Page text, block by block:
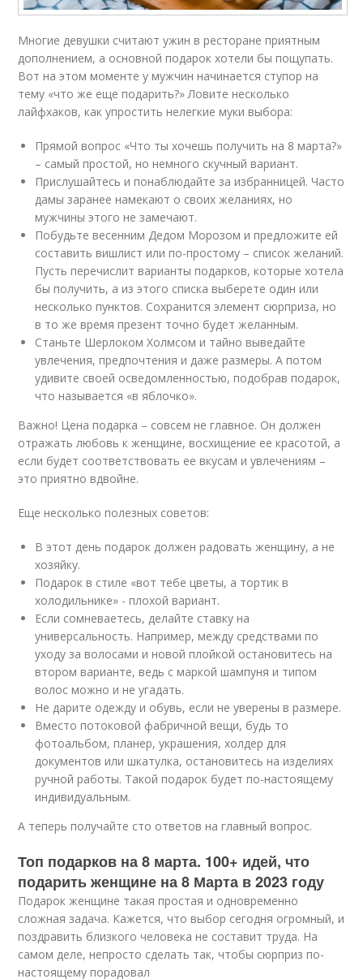
Многие девушки считают ужин в ресторане приятным
дополнением, а основной подарок хотели бы пощупать.
Вот на этом моменте у мужчин начинается ступор на
тему «что же еще подарить?» Ловите несколько
лайфхаков, как упростить нелегкие муки выбора:
Прямой вопрос «Что ты хочешь получить на 8 марта?»
– самый простой, но немного скучный вариант.
Прислушайтесь и понаблюдайте за избранницей. Часто
дамы заранее намекают о своих желаниях, но
мужчины этого не замечают.
Побудьте весенним Дедом Морозом и предложите ей
составить вишлист или по-простому – список желаний.
Пусть перечислит варианты подарков, которые хотела
бы получить, а из этого списка выберете один или
несколько пунктов. Сохранится элемент сюрприза, но
в то же время презент точно будет желанным.
Станьте Шерлоком Холмсом и тайно выведайте
увлечения, предпочтения и даже размеры. А потом
удивите своей осведомленностью, подобрав подарок,
что называется «в яблочко».
Важно! Цена подарка – совсем не главное. Он должен
отражать любовь к женщине, восхищение ее красотой, а
если будет соответствовать ее вкусам и увлечениям –
это приятно вдвойне.
Еще несколько полезных советов:
В этот день подарок должен радовать женщину, а не
хозяйку.
Подарок в стиле «вот тебе цветы, а тортик в
холодильнике» - плохой вариант.
Если сомневаетесь, делайте ставку на
универсальность. Например, между средствами по
уходу за волосами и новой плойкой остановитесь на
втором варианте, ведь с маркой шампуня и типом
волос можно и не угадать.
Не дарите одежду и обувь, если не уверены в размере.
Вместо потоковой фабричной вещи, будь то
фотоальбом, планер, украшения, холдер для
документов или шкатулка, остановитесь на изделиях
ручной работы. Такой подарок будет по-настоящему
индивидуальным.
А теперь получайте сто ответов на главный вопрос.
Топ подарков на 8 марта. 100+ идей, что
подарить женщине на 8 Марта в 2023 году
Подарок женщине такая простая и одновременно
сложная задача. Кажется, что выбор сегодня огромный, и
поздравить близкого человека не составит труда. На
самом деле, непросто сделать так, чтобы сюрприз по-
настоящему порадовал